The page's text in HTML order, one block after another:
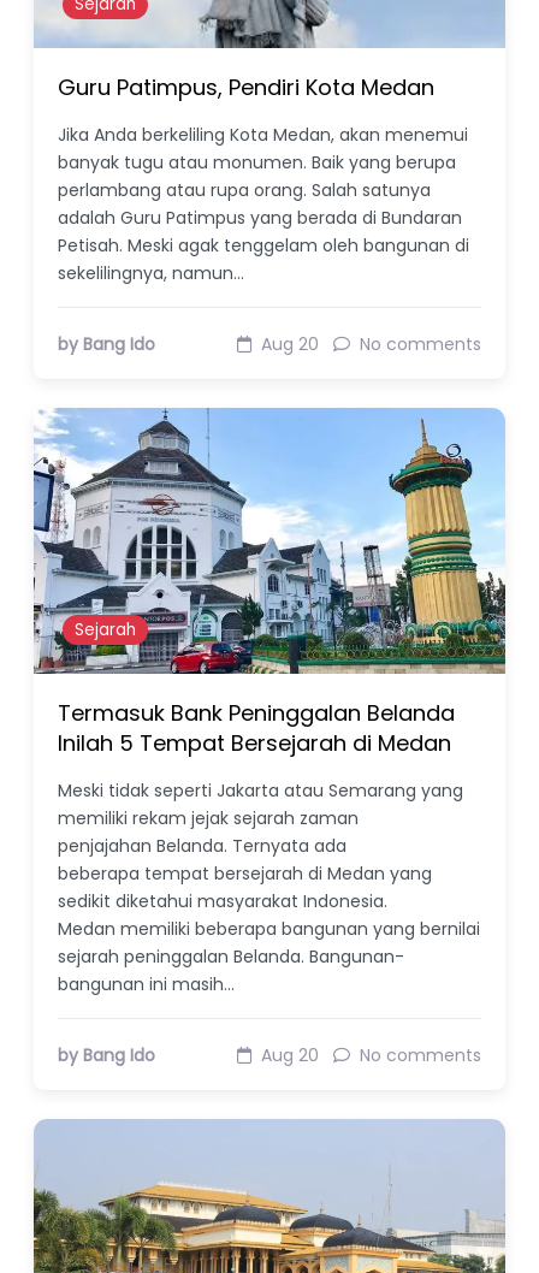
Sejarah
Guru Patimpus, Pendiri Kota Medan
Jika Anda berkeliling Kota Medan, akan menemui
banyak tugu atau monumen. Baik yang berupa
perlambang atau rupa orang. Salah satunya
adalah Guru Patimpus yang berada di Bundaran
Petisah. Meski agak tenggelam oleh bangunan di
sekelilingnya, namun…
by Bang Ido Aug 20 No comments
Sejarah
Termasuk Bank Peninggalan Belanda
Inilah 5 Tempat Bersejarah di Medan
Meski tidak seperti Jakarta atau Semarang yang
memiliki rekam jejak sejarah zaman
penjajahan Belanda. Ternyata ada
beberapa tempat bersejarah di Medan yang
sedikit diketahui masyarakat Indonesia.
Medan memiliki beberapa bangunan yang bernilai
sejarah peninggalan Belanda. Bangunan-
bangunan ini masih…
by Bang Ido Aug 20 No comments